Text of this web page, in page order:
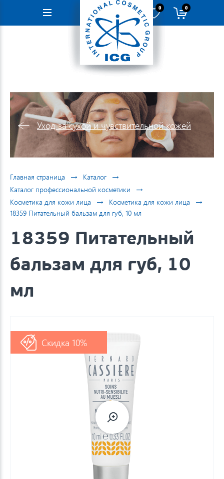
Навигация
0 0
Уход за сухой и чувствительной кожей
Главная страница → Каталог →
Каталог профессиональной косметики →
Косметика для кожи лица → Косметика для кожи лица →
18359 Питательный бальзам для губ, 10 мл
18359 Питательный
бальзам для губ, 10
мл
Скидка 10%